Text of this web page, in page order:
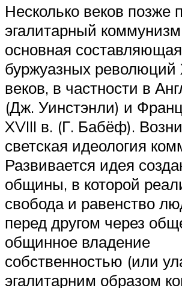
Несколько веков позже
эгалитарный
основная составляющая
буржуазных
веков, в частности в
(Дж. Уинстэнли) и
XVIII в. (Г. Бабёф).
светская идеология
Развивается идея
общины, в которой
свобода и равенство
перед другом через
общинное владение
собственностью (или
эгалитарним образом